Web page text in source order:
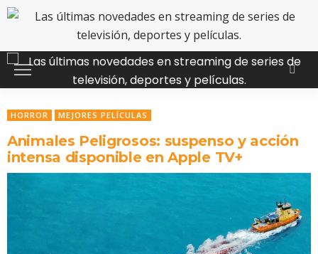
HORROR MEJORES PELÍCULAS
Animales Peligrosos: suspenso y acción
intensa disponible en Apple TV+